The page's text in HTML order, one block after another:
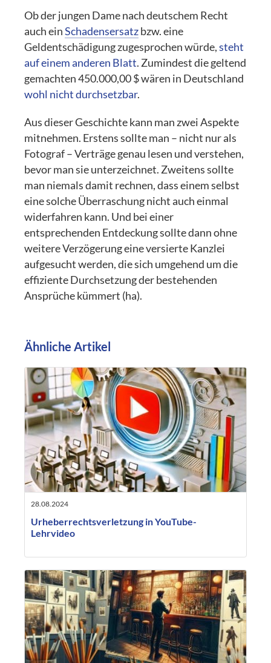
Ob der jungen Dame nach deutschem Recht
auch einSchadensersatzbzw. eine
Geldentschädigung zugesprochen würde,steht
auf einem anderen Blatt. Zumindest die geltend
gemachten 450.000,00 $ wären in Deutschland
wohl nicht durchsetzbar.
Aus dieser Geschichte kann man zwei Aspekte
mitnehmen. Erstens sollte man – nicht nur als
Fotograf – Verträge genau lesen und verstehen,
bevor man sie unterzeichnet. Zweitens sollte
man niemals damit rechnen, dass einem selbst
eine solche Überraschung nicht auch einmal
widerfahren kann. Und bei einer
entsprechenden Entdeckung sollte dann ohne
weitere Verzögerung eine versierte Kanzlei
aufgesucht werden, die sich umgehend um die
effiziente Durchsetzung der bestehenden
Ansprüche kümmert (ha).
Ähnliche Artikel
28.08.2024
Urheberrechtsverletzung in YouTube-
Lehrvideo